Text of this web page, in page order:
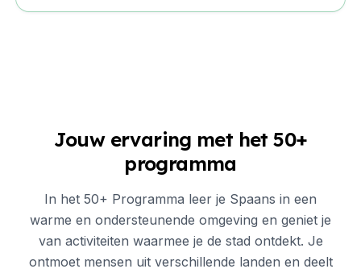
Jouw ervaring met het 50+
programma
In het 50+ Programma leer je Spaans in een
warme en ondersteunende omgeving en geniet je
van activiteiten waarmee je de stad ontdekt. ​​Je
ontmoet mensen uit verschillende landen en deelt